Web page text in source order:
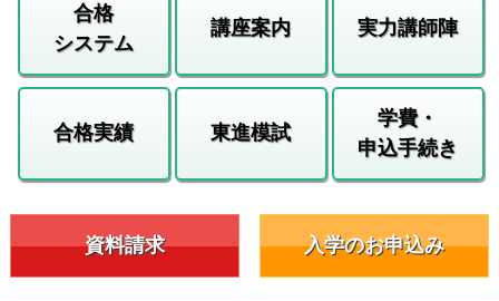
合格
システム
講座案内 実力講師陣
合格実績 東進模試
学費・
申込手続き
資料請求 入学のお申込み